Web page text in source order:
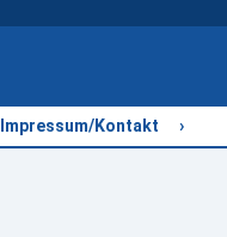
Impressum/Kontakt ›